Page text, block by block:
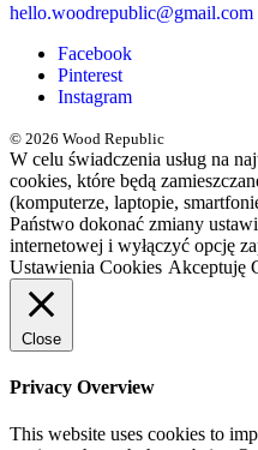
hello.woodrepublic@gmail.com
Facebook
Pinterest
Instagram
© 2026 Wood Republic
W celu świadczenia usług na
cookies, które będą
(komputerze, laptopie,
Państwo dokonać zmiany
internetowej i wyłączyć opcję
Ustawienia Cookies Akceptuję
Close
Privacy Overview
This website uses cookies to